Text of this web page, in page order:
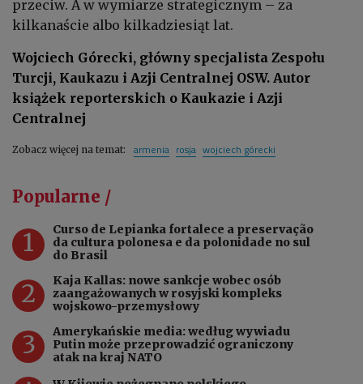
przeciw. A w wymiarze strategicznym – za
kilkanaście albo kilkadziesiąt lat.
Wojciech Górecki, główny specjalista Zespołu
Turcji, Kaukazu i Azji Centralnej OSW. Autor
książek reporterskich o Kaukazie i Azji
Centralnej
Zobacz więcej na temat: armenia rosja wojciech górecki
Popularne /
1
Curso de Lepianka fortalece a preservação
da cultura polonesa e da polonidade no sul
do Brasil
2
Kaja Kallas: nowe sankcje wobec osób
zaangażowanych w rosyjski kompleks
wojskowo-przemysłowy
3
Amerykańskie media: według wywiadu
Putin może przeprowadzić ograniczony
atak na kraj NATO